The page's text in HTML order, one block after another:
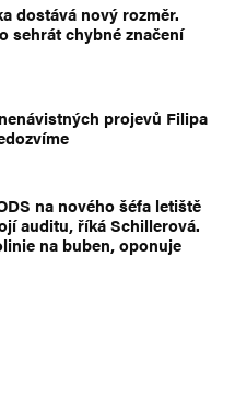
dostává nový rozměr.
sehrát chybné značení
projevů Filipa
na nového šéfa letiště
auditu, říká Schillerová.
na buben, oponuje